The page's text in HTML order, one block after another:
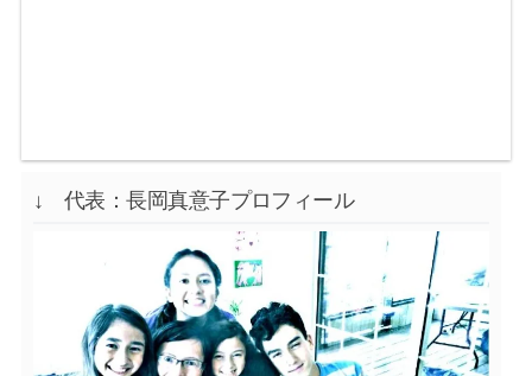
↓ 代表：長岡真意子プロフィール